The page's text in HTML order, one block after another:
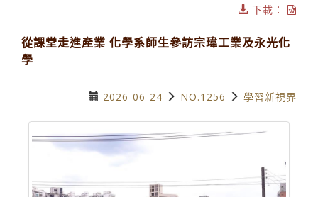
下載：
從課堂走進產業 化學系師生參訪宗瑋工業及永光化
學
2026-06-24 NO.1256 學習新視界